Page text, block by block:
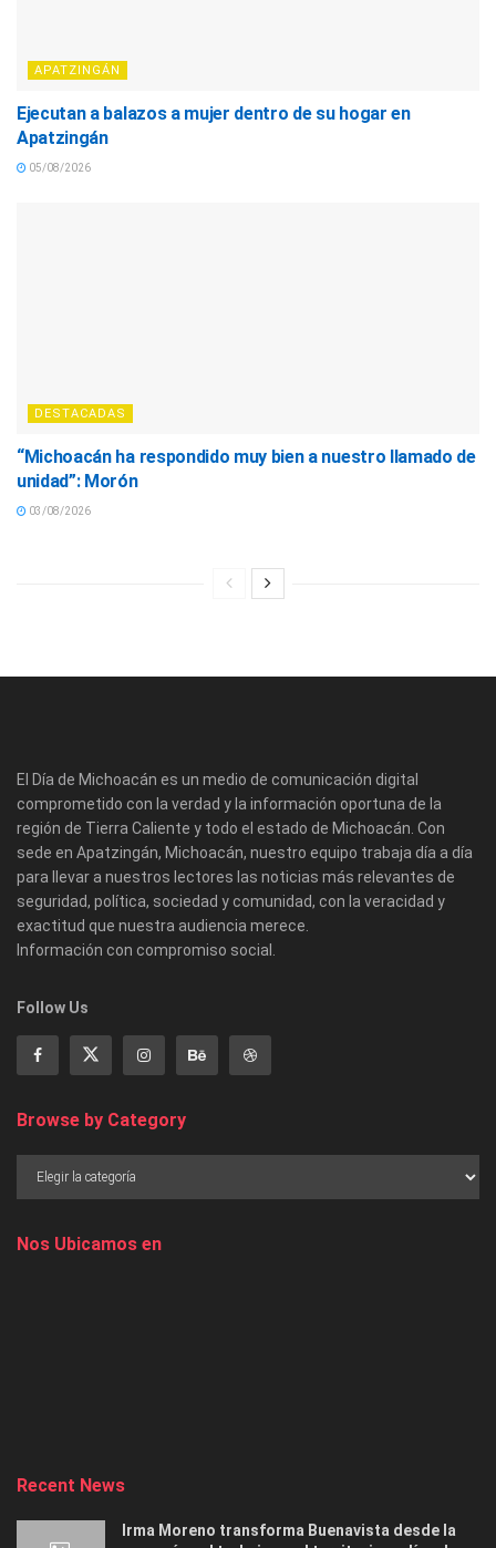
APATZINGÁN
Ejecutan a balazos a mujer dentro de su hogar en
Apatzingán
05/08/2026
DESTACADAS
“Michoacán ha respondido muy bien a nuestro llamado de
unidad”: Morón
03/08/2026
El Día de Michoacán es un medio de comunicación digital
comprometido con la verdad y la información oportuna de la
región de Tierra Caliente y todo el estado de Michoacán. Con
sede en Apatzingán, Michoacán, nuestro equipo trabaja día a día
para llevar a nuestros lectores las noticias más relevantes de
seguridad, política, sociedad y comunidad, con la veracidad y
exactitud que nuestra audiencia merece.
Información con compromiso social.
Follow Us
Browse by Category
Nos Ubicamos en
Recent News
Irma Moreno transforma Buenavista desde la